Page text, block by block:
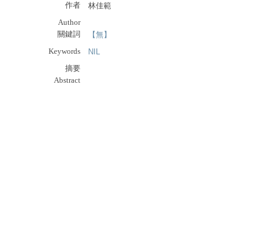
作者
林佳範
Author
關鍵詞
【無】
Keywords
NIL
摘要
Abstract